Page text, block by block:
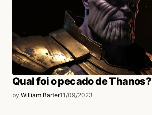
Qual foi o pecado de Thanos?
by William Barter11/09/2023